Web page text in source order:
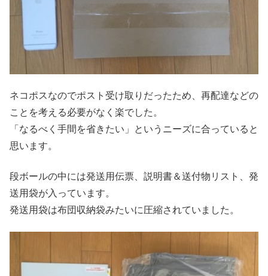
ネコポスなのでポスト受け取りだったため、再配達などの
ことを考える必要がなく楽でした。
「なるべく手間を省きたい」というニーズに合っていると
思います。
段ボールの中には発送用伝票、説明書＆送付物リスト、発
送用袋が入っています。
発送用袋は布団収納袋みたいに圧縮されていました。